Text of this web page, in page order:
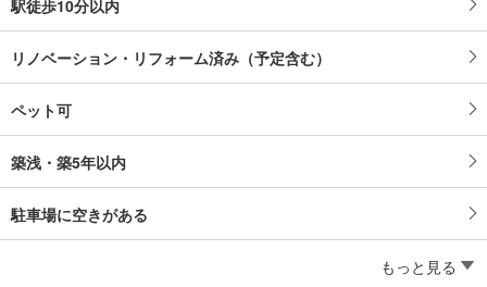
駅徒歩10分以内
リノベーション・リフォーム済み（予定含む）
ペット可
築浅・築5年以内
駐車場に空きがある
もっと見る